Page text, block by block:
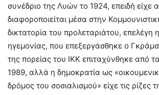
συνέδριο της Λυών το 1924, επειδή είχε
διαφοροποιείται μέσα στην
δικτατορία του προλεταριάτου, επελέγη
ηγεμονίας, που επεξεργάσθηκε ο
της πορείας του ΙΚΚ επιταχύνθηκε από
1989, αλλά η δημοκρατία ως
δρόμος του σοσιαλισμού» είχε τις ρίζες